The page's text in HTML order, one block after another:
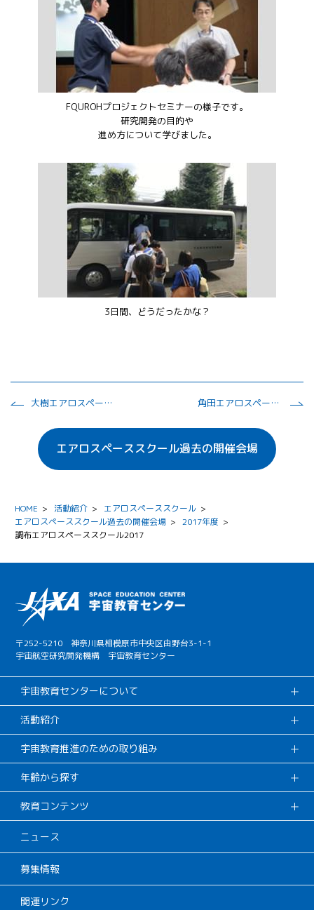
FQUROHプロジェクトセミナーの様子です。
研究開発の目的や
進め方について学びました。
3日間、どうだったかな？
大樹エアロスペーススクール2017 角田エアロスペーススクール2017
エアロスペーススクール過去の開催会場
HOME > 活動紹介 > エアロスペーススクール >
エアロスペーススクール過去の開催会場 > 2017年度 >
調布エアロスペーススクール2017
〒252-5210 神奈川県相模原市中央区由野台3-1-1
宇宙航空研究開発機構 宇宙教育センター
宇宙教育センターについて
活動紹介
宇宙教育推進のための取り組み
年齢から探す
教育コンテンツ
ニュース
募集情報
関連リンク